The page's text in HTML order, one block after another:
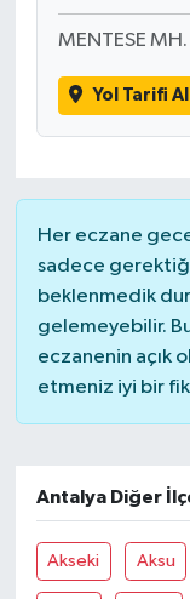
MENTESE
Yol Tarifi Al
Her eczane
sadece
beklenmedik
gelemeyebilir.
eczanenin açık
etmeniz iyi bir
Antalya Diğer
Akseki Aksu